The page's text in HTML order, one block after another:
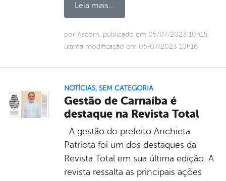
Leia mais...
por Ascom, publicado em 05/07/2023 10h16,
última modificação em 05/07/2023 10h16
NOTÍCIAS, SEM CATEGORIA
Gestão de Carnaíba é
destaque na Revista Total
A gestão do prefeito Anchieta
Patriota foi um dos destaques da
Revista Total em sua última edição. A
revista ressalta as principais ações